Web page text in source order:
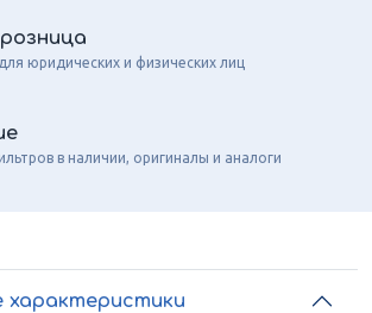
юридических и физических лиц
в наличии, оригиналы и аналоги
характеристики